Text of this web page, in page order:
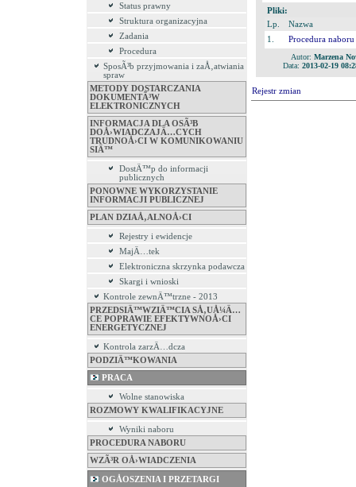
Status prawny
Struktura organizacyjna
Zadania
Procedura
SposÃ³b przyjmowania i zaÅ‚atwiania
spraw
METODY DOSTARCZANIA
DOKUMENTÃ³W
ELEKTRONICZNYCH
INFORMACJA DLA OSÃ³B
DOÅ›WIADCZAJÄ…CYCH
TRUDNOÅ›CI W KOMUNIKOWANIU
SIÄ™
DostÄ™p do informacji
publicznych
PONOWNE WYKORZYSTANIE
INFORMACJI PUBLICZNEJ
PLAN DZIAÅ‚ALNOÅ›CI
Rejestry i ewidencje
MajÄ…tek
Elektroniczna skrzynka podawcza
Skargi i wnioski
Kontrole zewnÄ™trzne - 2013
PRZEDSIÄ™WZIÄ™CIA SÅ‚UÅ¼Ä…
CE POPRAWIE EFEKTYWNOÅ›CI
ENERGETYCZNEJ
Kontrola zarzÄ…dcza
PODZIÄ™KOWANIA
PRACA
Wolne stanowiska
ROZMOWY KWALIFIKACYJNE
Wyniki naboru
PROCEDURA NABORU
WZÃ³R OÅ›WIADCZENIA
OGÅOSZENIA I PRZETARGI
Pliki:
Lp.
Nazwa
1.
Procedura
Autor: Marzena
Data: 2013-02-19
Rejestr zmian